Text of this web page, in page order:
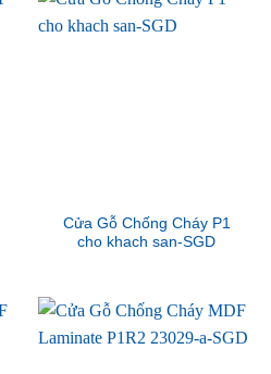
Cửa Gỗ Chống Cháy P1
cho khach san-SGD